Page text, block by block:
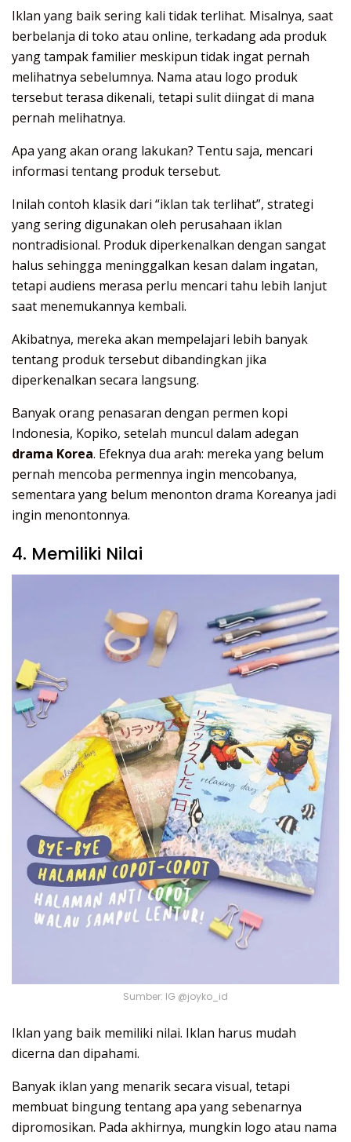
Iklan yang baik sering kali tidak terlihat. Misalnya, saat
berbelanja di toko atau online, terkadang ada produk
yang tampak familier meskipun tidak ingat pernah
melihatnya sebelumnya. Nama atau logo produk
tersebut terasa dikenali, tetapi sulit diingat di mana
pernah melihatnya.
Apa yang akan orang lakukan? Tentu saja, mencari
informasi tentang produk tersebut.
Inilah contoh klasik dari “iklan tak terlihat”, strategi
yang sering digunakan oleh perusahaan iklan
nontradisional. Produk diperkenalkan dengan sangat
halus sehingga meninggalkan kesan dalam ingatan,
tetapi audiens merasa perlu mencari tahu lebih lanjut
saat menemukannya kembali.
Akibatnya, mereka akan mempelajari lebih banyak
tentang produk tersebut dibandingkan jika
diperkenalkan secara langsung.
Banyak orang penasaran dengan permen kopi
Indonesia, Kopiko, setelah muncul dalam adegan
drama Korea. Efeknya dua arah: mereka yang belum
pernah mencoba permennya ingin mencobanya,
sementara yang belum menonton drama Koreanya jadi
ingin menontonnya.
4. Memiliki Nilai
Sumber: IG @joyko_id
Iklan yang baik memiliki nilai. Iklan harus mudah
dicerna dan dipahami.
Banyak iklan yang menarik secara visual, tetapi
membuat bingung tentang apa yang sebenarnya
dipromosikan. Pada akhirnya, mungkin logo atau nama